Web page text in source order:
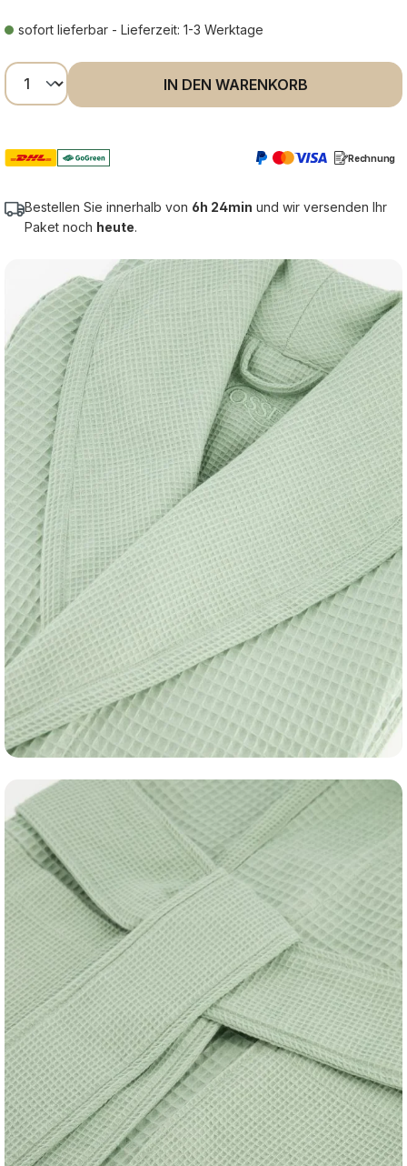
sofort lieferbar - Lieferzeit: 1-3 Werktage
Produkt Anzahl: Gib den gewünschten
IN DEN WARENKORB
Rechnung
Bestellen Sie innerhalb von 6h 24min und wir versenden Ihr
Paket noch heute.